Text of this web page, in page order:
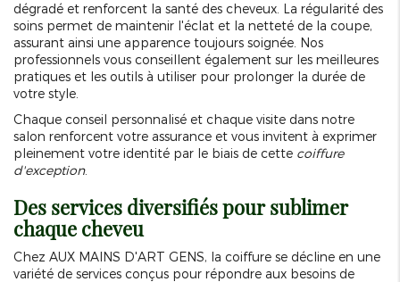
dégradé et renforcent la santé des cheveux. La régularité des
soins permet de maintenir l'éclat et la netteté de la coupe,
assurant ainsi une apparence toujours soignée. Nos
professionnels vous conseillent également sur les meilleures
pratiques et les outils à utiliser pour prolonger la durée de
votre style.
Chaque conseil personnalisé et chaque visite dans notre
salon renforcent votre assurance et vous invitent à exprimer
pleinement votre identité par le biais de cette coiffure
d'exception.
Des services diversifiés pour sublimer
chaque cheveu
Chez AUX MAINS D'ART GENS, la coiffure se décline en une
variété de services conçus pour répondre aux besoins de